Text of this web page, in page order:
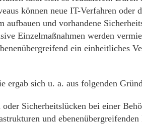
können neue IT-Verfahren oder
und vorhandene
Einzelmaßnahmen werden
ein einheitliches
sich u. a. aus folgenden
Sicherheitslücken bei einer
und ebenenübergreifenden